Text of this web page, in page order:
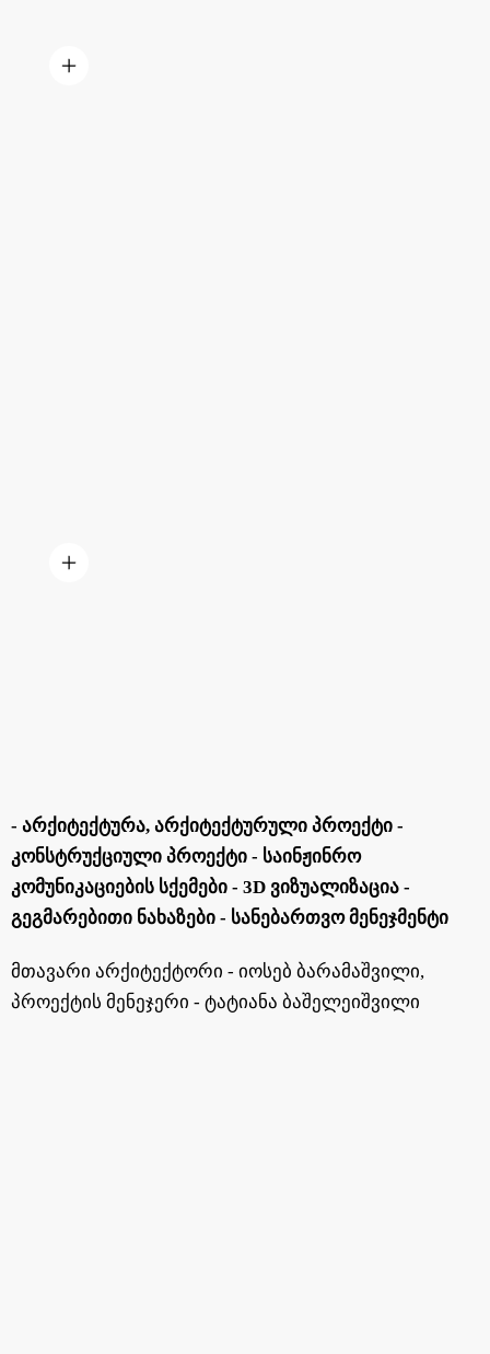
- Არქიტექტურა, Არქიტექტურული Პროექტი -
Კონსტრუქციული Პროექტი - Საინჟინრო
Კომუნიკაციების Სქემები - 3D Ვიზუალიზაცია -
Გეგმარებითი Ნახაზები - Სანებართვო Მენეჯმენტი
მთავარი არქიტექტორი - იოსებ ბარამაშვილი,
პროექტის მენეჯერი - ტატიანა ბაშელეიშვილი